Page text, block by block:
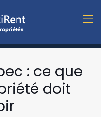
: ce que
doit